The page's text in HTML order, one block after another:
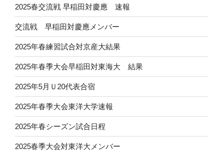
2025春交流戦 早稲田対慶應 速報
交流戦 早稲田対慶應メンバー
2025年春練習試合対京産大結果
2025年春季大会早稲田対東海大 結果
2025年5月Ｕ20代表合宿
2025年春季大会東洋大学速報
2025年春シーズン試合日程
2025春季大会対東洋大メンバー